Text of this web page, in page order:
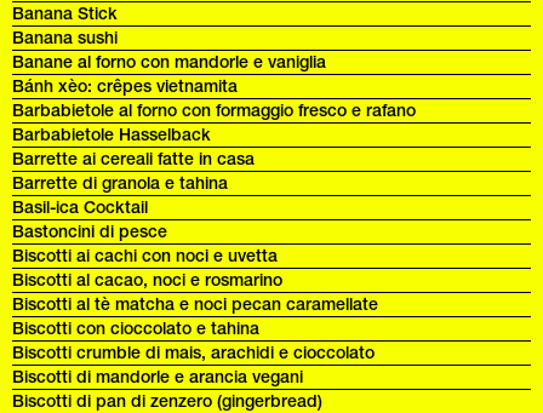
Banana Stick
Banana sushi
Banane al forno con mandorle e vaniglia
Bánh xèo: crêpes vietnamita
Barbabietole al forno con formaggio fresco e rafano
Barbabietole Hasselback
Barrette ai cereali fatte in casa
Barrette di granola e tahina
Basil-ica Cocktail
Bastoncini di pesce
Biscotti ai cachi con noci e uvetta
Biscotti al cacao, noci e rosmarino
Biscotti al tè matcha e noci pecan caramellate
Biscotti con cioccolato e tahina
Biscotti crumble di mais, arachidi e cioccolato
Biscotti di mandorle e arancia vegani
Biscotti di pan di zenzero (gingerbread)